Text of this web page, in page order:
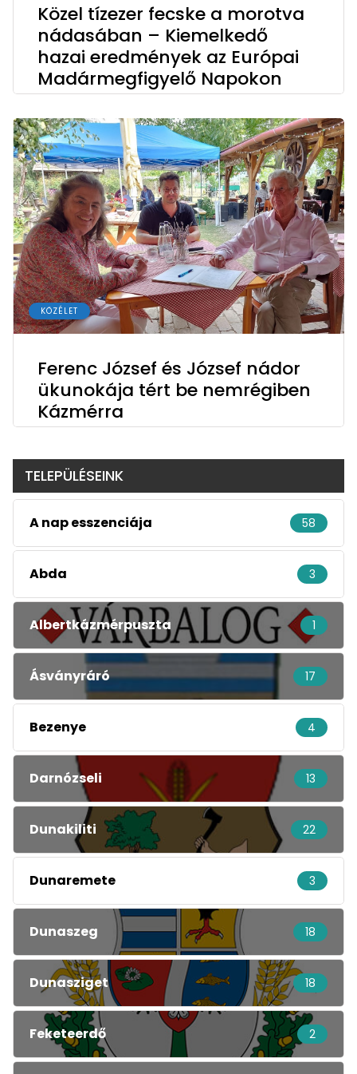
Közel tízezer fecske a morotva
nádasában – Kiemelkedő
hazai eredmények az Európai
Madármegfigyelő Napokon
KÖZÉLET
Ferenc József és József nádor
ükunokája tért be nemrégiben
Kázmérra
TELEPÜLÉSEINK
A nap esszenciája 58
Abda 3
Albertkázmérpuszta 1
Ásványráró 17
Bezenye 4
Darnózseli 13
Dunakiliti 22
Dunaremete 3
Dunaszeg 18
Dunasziget 18
Feketeerdő 2